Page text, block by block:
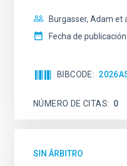
Burgasser, Adam et
Fecha de publicación:
BIBCODE
NÚMERO DE CITAS 0
SIN ÁRBITRO